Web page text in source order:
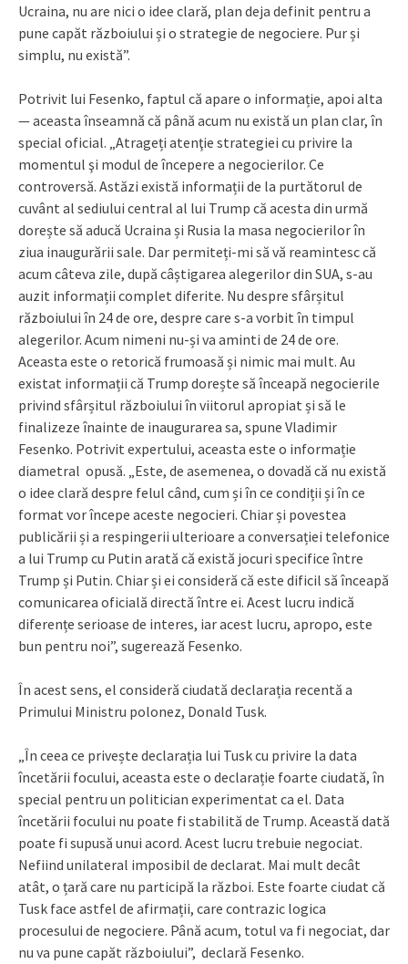
Ucraina, nu are nici o idee clară, plan deja definit pentru a
pune capăt războiului și o strategie de negociere. Pur și
simplu, nu există”.
Potrivit lui Fesenko, faptul că apare o informație, apoi alta
— aceasta înseamnă că până acum nu există un plan clar, în
special oficial. „Atrageți atenţie strategiei cu privire la
momentul şi modul de începere a negocierilor. Ce
controversă. Astăzi există informații de la purtătorul de
cuvânt al sediului central al lui Trump că acesta din urmă
dorește să aducă Ucraina și Rusia la masa negocierilor în
ziua inaugurării sale. Dar permiteți-mi să vă reamintesc că
acum câteva zile, după câștigarea alegerilor din SUA, s-au
auzit informații complet diferite. Nu despre sfârșitul
războiului în 24 de ore, despre care s-a vorbit în timpul
alegerilor. Acum nimeni nu-și va aminti de 24 de ore.
Aceasta este o retorică frumoasă și nimic mai mult. Au
existat informații că Trump dorește să înceapă negocierile
privind sfârșitul războiului în viitorul apropiat și să le
finalizeze înainte de inaugurarea sa, spune Vladimir
Fesenko. Potrivit expertului, aceasta este o informație
diametral opusă. „Este, de asemenea, o dovadă că nu există
o idee clară despre felul când, cum și în ce condiții și în ce
format vor începe aceste negocieri. Chiar și povestea
publicării și a respingerii ulterioare a conversației telefonice
a lui Trump cu Putin arată că există jocuri specifice între
Trump și Putin. Chiar și ei consideră că este dificil să înceapă
comunicarea oficială directă între ei. Acest lucru indică
diferențe serioase de interes, iar acest lucru, apropo, este
bun pentru noi”, sugerează Fesenko.
În acest sens, el consideră ciudată declarația recentă a
Primului Ministru polonez, Donald Tusk.
„În ceea ce privește declarația lui Tusk cu privire la data
încetării focului, aceasta este o declarație foarte ciudată, în
special pentru un politician experimentat ca el. Data
încetării focului nu poate fi stabilită de Trump. Această dată
poate fi supusă unui acord. Acest lucru trebuie negociat.
Nefiind unilateral imposibil de declarat. Mai mult decât
atât, o țară care nu participă la război. Este foarte ciudat că
Tusk face astfel de afirmații, care contrazic logica
procesului de negociere. Până acum, totul va fi negociat, dar
nu va pune capăt războiului”, declară Fesenko.